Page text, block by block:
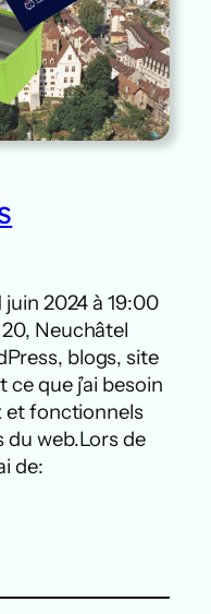
2024 à 19:00
Neuchâtel
blogs, site
que j’ai besoin
et fonctionnels
du web.Lors de
de: